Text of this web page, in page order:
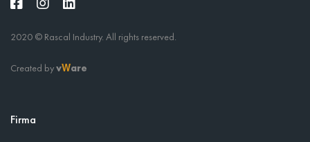
2020 © Rascal Industry. All rights reserved.
Created byvWare
Firma